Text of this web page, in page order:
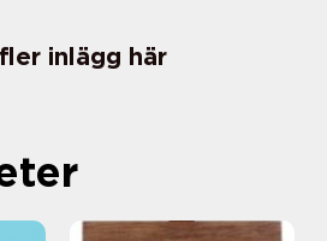
inlägg här